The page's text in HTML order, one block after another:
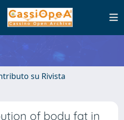
su Rivista
of body fat in